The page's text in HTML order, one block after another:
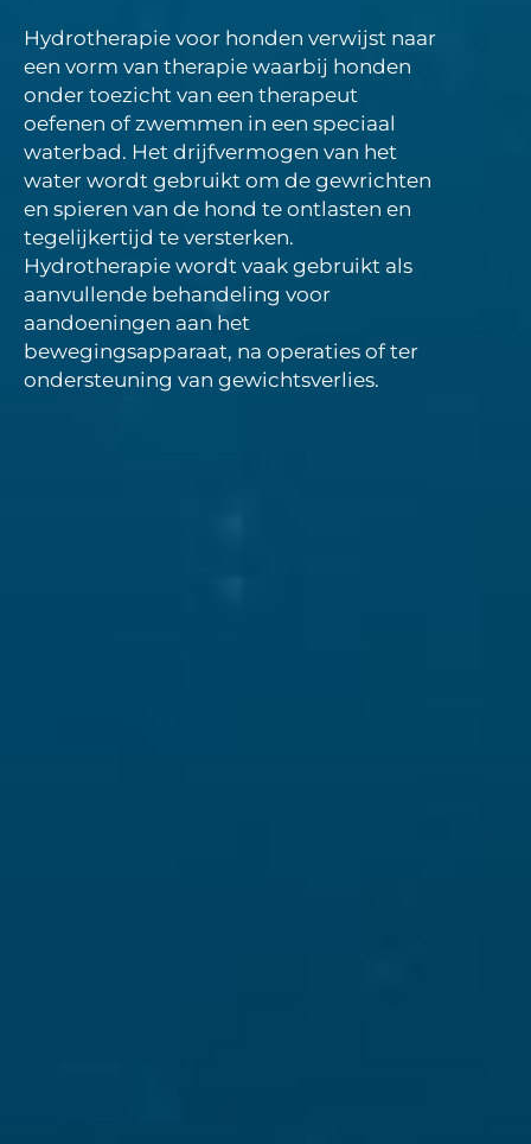
Hydrotherapie voor honden verwijst naar
een vorm van therapie waarbij honden
onder toezicht van een therapeut
oefenen of zwemmen in een speciaal
waterbad. Het drijfvermogen van het
water wordt gebruikt om de gewrichten
en spieren van de hond te ontlasten en
tegelijkertijd te versterken.
Hydrotherapie wordt vaak gebruikt als
aanvullende behandeling voor
aandoeningen aan het
bewegingsapparaat, na operaties of ter
ondersteuning van gewichtsverlies.